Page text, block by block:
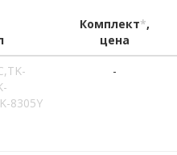
Комплект*,
цена
8305Y
-